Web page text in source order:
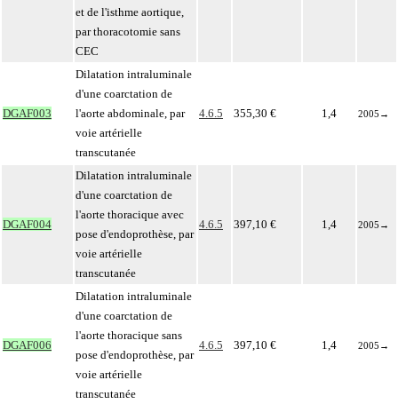
et de l'isthme aortique,
par thoracotomie sans
CEC
DGAF003
Dilatation intraluminale
d'une coarctation de
l'aorte abdominale, par
voie artérielle
transcutanée
4.6.5 355,30 € 1,4 2005 →
DGAF004
Dilatation intraluminale
d'une coarctation de
l'aorte thoracique avec
pose d'endoprothèse, par
voie artérielle
transcutanée
4.6.5 397,10 € 1,4 2005 →
DGAF006
Dilatation intraluminale
d'une coarctation de
l'aorte thoracique sans
pose d'endoprothèse, par
voie artérielle
transcutanée
4.6.5 397,10 € 1,4 2005 →